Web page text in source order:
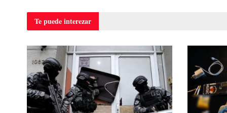
Te puedeinterezar